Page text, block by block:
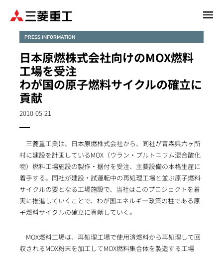
PRESS INFORMATION
日本原燃株式会社向けのMOX燃料
工場を受注
わが国の原子燃料サイクルの確立に
貢献
2010-05-21
三菱重工業は、日本原燃株式会社から、同社が青森県六ヶ所
村に建設を計画しているMOX（ウラン・プルトニウム混合酸化
物）燃料工場施設の製作・据付を受注、主要設備の本格生産に
着手する。同社が建設・試運転中の再処理工場と並ぶ原子燃料
サイクルの要となる工場施設で、当社はこのプロジェクトを着
実に推進していくことで、わが国エネルギー政策の柱である原
子燃料サイクルの確立に貢献していく。
MOX燃料工場は、再処理工場で使用済燃料から再処理して回
収されるMOX粉末を加工してMOX燃料集合体を製造する工場